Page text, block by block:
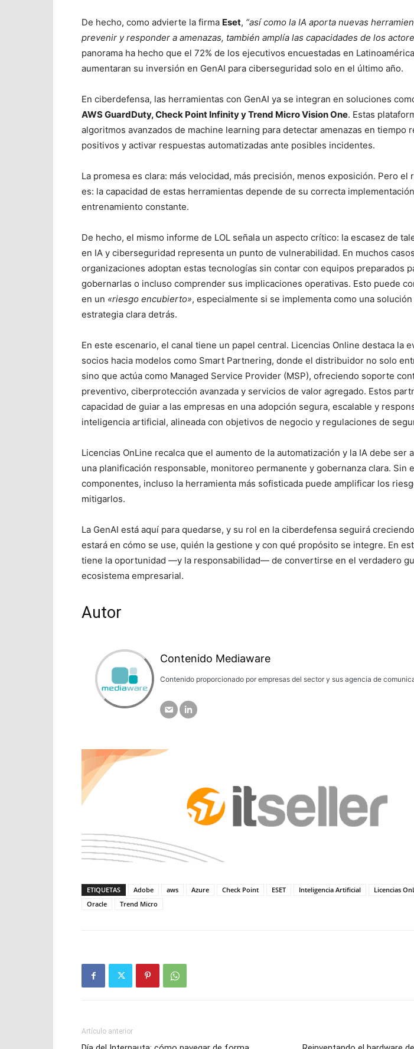
De hecho, como advierte la firma Eset, “así como la IA aporta nuevas
prevenir y responder a amenazas, también amplía las capacidades de los
panorama ha hecho que el 72% de los ejecutivos encuestadas en
aumentaran su inversión en GenAI para ciberseguridad solo en el último año.
En ciberdefensa, las herramientas con GenAI ya se integran en soluciones
AWS GuardDuty, Check Point Infinity y Trend Micro Vision One. Estas
algoritmos avanzados de machine learning para detectar amenazas en tiempo
positivos y activar respuestas automatizadas ante posibles incidentes.
La promesa es clara: más velocidad, más precisión, menos exposición. Pero el
es: la capacidad de estas herramientas depende de su correcta
entrenamiento constante.
De hecho, el mismo informe de LOL señala un aspecto crítico: la escasez de
en IA y ciberseguridad representa un punto de vulnerabilidad. En muchos
organizaciones adoptan estas tecnologías sin contar con equipos preparados
gobernarlas o incluso comprender sus implicaciones operativas. Esto puede
en un «riesgo encubierto», especialmente si se implementa como una
estrategia clara detrás.
En este escenario, el canal tiene un papel central. Licencias Online destaca la
socios hacia modelos como Smart Partnering, donde el distribuidor no solo
sino que actúa como Managed Service Provider (MSP), ofreciendo soporte
preventivo, ciberprotección avanzada y servicios de valor agregado. Estos
capacidad de guiar a las empresas en una adopción segura, escalable y
inteligencia artificial, alineada con objetivos de negocio y regulaciones de
Licencias OnLine recalca que el aumento de la automatización y la IA debe ser
una planificación responsable, monitoreo permanente y gobernanza clara. Sin
componentes, incluso la herramienta más sofisticada puede amplificar los
mitigarlos.
La GenAI está aquí para quedarse, y su rol en la ciberdefensa seguirá
estará en cómo se use, quién la gestione y con qué propósito se integre. En
tiene la oportunidad —y la responsabilidad— de convertirse en el verdadero
ecosistema empresarial.
Autor
Contenido Mediaware
Contenido proporcionado por empresas del sector y sus agencia de
ETIQUETAS Adobe aws Azure Check Point ESET Inteligencia Artificial Licencias
Oracle
Trend Micro
Artículo anterior